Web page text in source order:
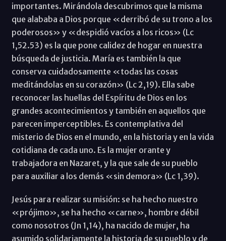
importantes. Mirándola descubrimos que la misma
que alababa a Dios porque «derribó de su trono a los
poderosos» y «despidió vacíos a los ricos» (Lc
1,52.53) es la que pone calidez de hogar en nuestra
búsqueda de justicia. María es también la que
conserva cuidadosamente «todas las cosas
meditándolas en su corazón» (Lc 2,19). Ella sabe
reconocer las huellas del Espíritu de Dios en los
grandes acontecimientos y también en aquellos que
parecen imperceptibles. Es contemplativa del
misterio de Dios en el mundo, en la historia y en la vida
cotidiana de cada uno. Es la mujer orante y
trabajadora en Nazaret, y la que sale de su pueblo
para auxiliar a los demás «sin demora» (Lc 1,39).
Jesús para realizar su misión: se ha hecho nuestro
«prójimo», se ha hecho «carne», hombre débil
como nosotros (Jn 1,14), ha nacido de mujer, ha
asumido solidariamente la historia de su pueblo y de